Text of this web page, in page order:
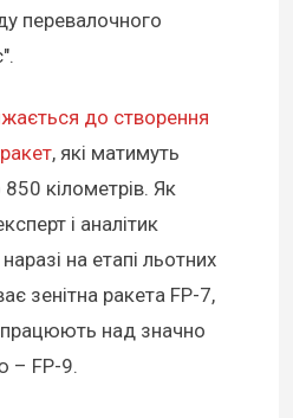
перевалочного
до створення
, які матимуть
кілометрів. Як
і аналітик
на етапі льотних
зенітна ракета FP-7,
над значно
– FP-9.